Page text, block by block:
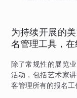
为持续开展的
名管理工具，
除了常规性的展览
活动，包括艺术家
客管理所有的报名工